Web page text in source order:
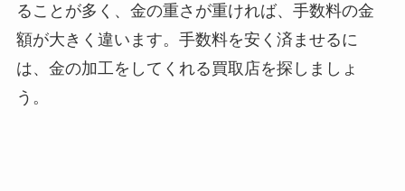
ることが多く、金の重さが重ければ、手数料の金
額が大きく違います。手数料を安く済ませるに
は、金の加工をしてくれる買取店を探しましょ
う。